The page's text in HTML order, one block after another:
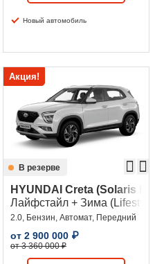
Новый автомобиль
Акция!
В резерве
HYUNDAI Creta (Solaris
Лайфстайл + Зима
2.0, Бензин, Автомат, Передний
от 2 900 000 ₽
от 3 360 000 ₽